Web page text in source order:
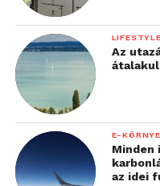
olyan
kontrollon,
környezet
késztette
átmeneti
LIFESTYLE
Az
átalakul
E-
Minden
az idei